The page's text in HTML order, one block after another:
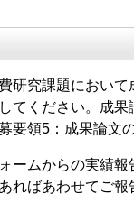
研究課題におい
てください。成
要領5：成果論文
ームからの実績
ればあわせてご